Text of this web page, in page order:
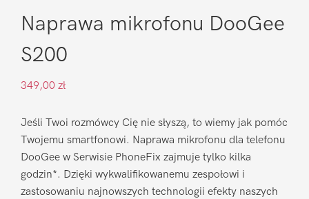
Naprawa mikrofonu DooGee
S200
349,00 zł
Jeśli Twoi rozmówcy Cię nie słyszą, to wiemy jak pomóc
Twojemu smartfonowi. Naprawa mikrofonu dla telefonu
DooGee w Serwisie PhoneFix zajmuje tylko kilka
godzin*. Dzięki wykwalifikowanemu zespołowi i
zastosowaniu najnowszych technologii efekty naszych